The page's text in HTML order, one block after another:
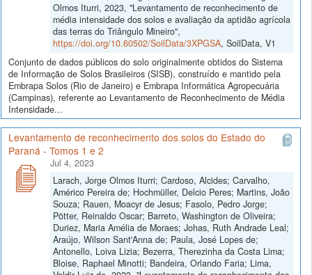
Olmos Iturri, 2023, "Levantamento de reconhecimento de
média intensidade dos solos e avaliação da aptidão agrícola
das terras do Triângulo Mineiro",
https://doi.org/10.60502/SoilData/3XPGSA, SoilData, V1
Conjunto de dados públicos do solo originalmente obtidos do Sistema
de Informação de Solos Brasileiros (SISB), construído e mantido pela
Embrapa Solos (Rio de Janeiro) e Embrapa Informática Agropecuária
(Campinas), referente ao Levantamento de Reconhecimento de Média
Intensidade...
Levantamento de reconhecimento dos solos do Estado do
Paraná - Tomos 1 e 2
Jul 4, 2023
Larach, Jorge Olmos Iturri; Cardoso, Alcides; Carvalho,
Américo Pereira de; Hochmüller, Delcio Peres; Martins, João
Souza; Rauen, Moacyr de Jesus; Fasolo, Pedro Jorge;
Pötter, Reinaldo Oscar; Barreto, Washington de Oliveira;
Duriez, Maria Amélia de Moraes; Johas, Ruth Andrade Leal;
Araújo, Wilson Sant'Anna de; Paula, José Lopes de;
Antonello, Loiva Lizia; Bezerra, Therezinha da Costa Lima;
Bloise, Raphael Minotti; Bandeira, Orlando Faria; Lima,